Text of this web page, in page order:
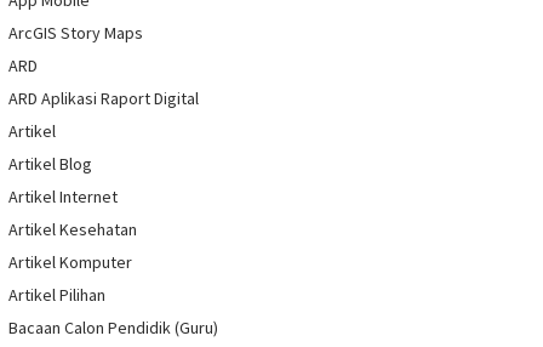
ArcGIS Story Maps
ARD
ARD Aplikasi Raport Digital
Artikel
Artikel Blog
Artikel Internet
Artikel Kesehatan
Artikel Komputer
Artikel Pilihan
Bacaan Calon Pendidik (Guru)